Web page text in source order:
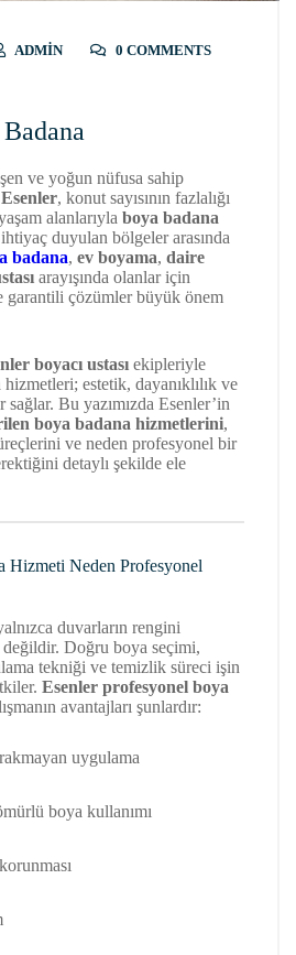
ADMIN
0 COMMENTS
ve yoğun nüfusa sahip
Esenler, konut sayısının fazlalığı
alanlarıyla boya badana
duyulan bölgeler arasında
badana, ev boyama, daire
arayışında olanlar için
garantili çözümler büyük önem
boyacı ustası ekipleriyle
estetik, dayanıklılık ve
Bu yazımızda Esenler’in
boya badana hizmetlerini,
ve neden profesyonel bir
detaylı şekilde ele
Hizmeti Neden Profesyonel
duvarların rengini
Doğru boya seçimi,
tekniği ve temizlik süreci işin
Esenler profesyonel boya
avantajları şunlardır:
uygulama
boya kullanımı